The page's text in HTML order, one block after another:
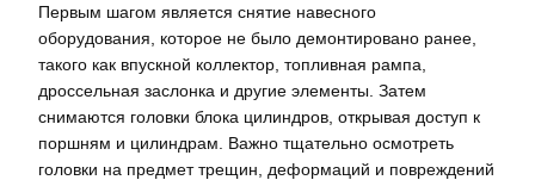
Первым шагом является снятие навесного
оборудования, которое не было демонтировано ранее,
такого как впускной коллектор, топливная рампа,
дроссельная заслонка и другие элементы. Затем
снимаются головки блока цилиндров, открывая доступ к
поршням и цилиндрам. Важно тщательно осмотреть
головки на предмет трещин, деформаций и повреждений